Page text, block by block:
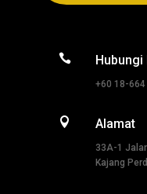
 Hubungi
+60 18-664
 Alamat
33A-1
Kajang